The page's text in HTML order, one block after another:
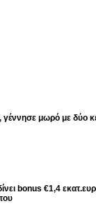
γέννησε μωρό με δύο
bonus €1,4